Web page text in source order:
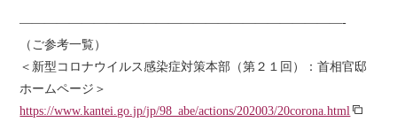
——————————————————————————-
（ご参考一覧）
＜新型コロナウイルス感染症対策本部（第２１回）：首相官邸
ホームページ＞
https://www.kantei.go.jp/jp/98_abe/actions/202003/20corona.html